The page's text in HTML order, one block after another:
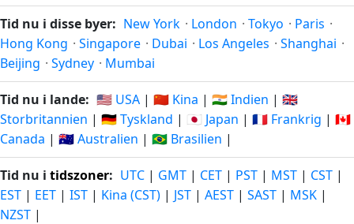
Tid nu i disse byer: New York · London · Tokyo · Paris ·
Hong Kong · Singapore · Dubai · Los Angeles · Shanghai ·
Beijing · Sydney · Mumbai
Tid nu i lande: 🇺🇸 USA | 🇨🇳 Kina | 🇮🇳 Indien | 🇬🇧
Storbritannien | 🇩🇪 Tyskland | 🇯🇵 Japan | 🇫🇷 Frankrig | 🇨🇦
Canada | 🇦🇺 Australien | 🇧🇷 Brasilien |
Tid nu i tidszoner: UTC | GMT | CET | PST | MST | CST |
EST | EET | IST | Kina (CST) | JST | AEST | SAST | MSK |
NZST |